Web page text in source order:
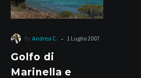
vacanze in
Aranci
By Andrea C. - 1 Luglio 2007
Golfo di
Marinella e